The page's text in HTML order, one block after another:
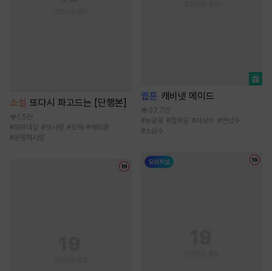
소설 또다시 파고드는 [단행본]
1.5만
#외유내강 #첫사랑 #오해 # 재회물
#운명적사랑
웹툰 캐비넷 메이드
37.7만
#능글공 #집착공 #자낮수 #연상수
#소심수